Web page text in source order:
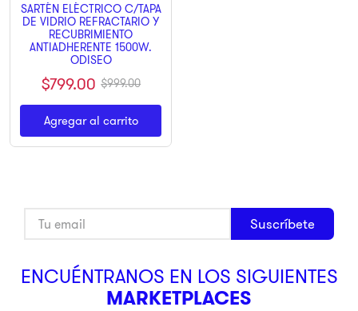
SARTÉN ELÉCTRICO C/TAPA
DE VIDRIO REFRACTARIO Y
RECUBRIMIENTO
ANTIADHERENTE 1500W.
ODISEO
$799.00 $999.00
Agregar al carrito
Suscríbete
ENCUÉNTRANOS EN LOS SIGUIENTES
MARKETPLACES